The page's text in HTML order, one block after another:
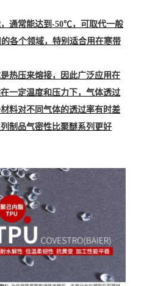
通常能达到-50℃，可取代一般
各个领域，特别适合用在寒带
热压来熔接，因此广泛应用在
一定温度和压力下，气体透过
料对不同气体的透过率有时差
制品气密性比聚醚系列更好